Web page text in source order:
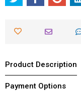
Product Description
Payment Options